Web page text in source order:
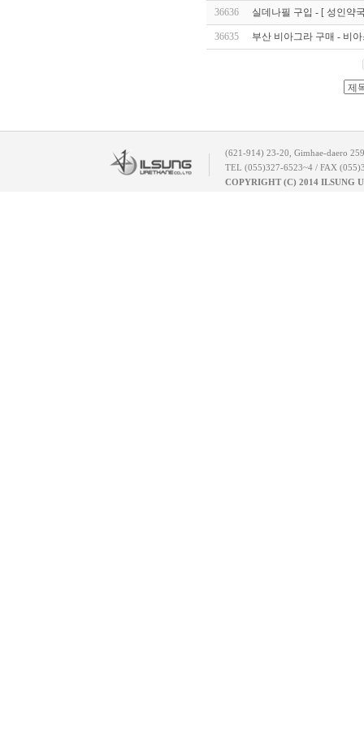
36636 실데나필 구입 - [ 성인약
36635 부산 비아그라 구매 - 비
(621-914) 23-20, Gimhae-daero
TEL (055)327-6523~4 / FAX
COPYRIGHT (C) 2014 ILSUNG